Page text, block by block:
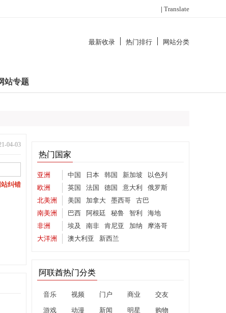
| Translate
最新收录 热门排行 网站分类
站专题
04-03
站纠错
热门国家
亚洲 中国 日本 韩国 新加坡
以色列
欧洲
英国 法国 德国 意大利
俄罗斯
北美洲
美国 加拿大 墨西哥
古巴
南美洲
巴西 阿根廷 秘鲁 智利
海地
非洲
埃及 南非 肯尼亚 加纳
摩洛哥
大洋洲
澳大利亚 新西兰
阿联酋热门分类
音乐 视频 门户 商业 交友
游戏 动漫 新闻 明星 购物